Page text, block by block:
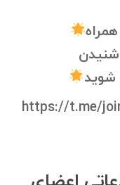
شوید
https://t.me/